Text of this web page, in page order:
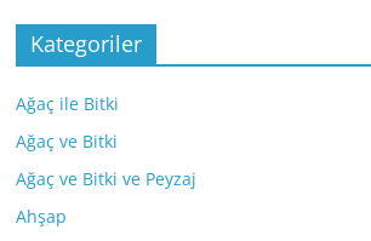
Kategoriler
Ağaç ile Bitki
Ağaç ve Bitki
Ağaç ve Bitki ve Peyzaj
Ahşap